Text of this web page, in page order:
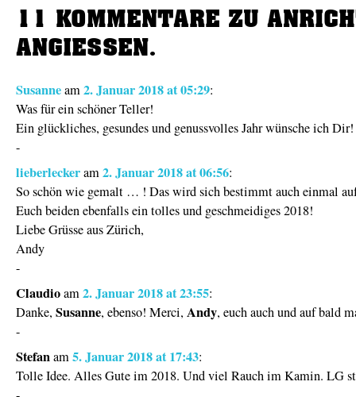
11 KOMMENTARE ZU
ANGIESSEN.
Susanneam2. Januar 2018 at 05:29:
Was für ein schöner Teller!
Ein glückliches, gesundes und genussvolles Jahr wünsche ich Dir!
-
lieberleckeram2. Januar 2018 at 06:56:
So schön wie gemalt … ! Das wird sich bestimmt auch einmal
Euch beiden ebenfalls ein tolles und geschmeidiges 2018!
Liebe Grüsse aus Zürich,
Andy
-
Claudioam2. Januar 2018 at 23:55:
Danke, Susanne, ebenso! Merci, Andy, euch auch und auf bald
-
Stefanam5. Januar 2018 at 17:43:
Tolle Idee. Alles Gute im 2018. Und viel Rauch im Kamin. LG